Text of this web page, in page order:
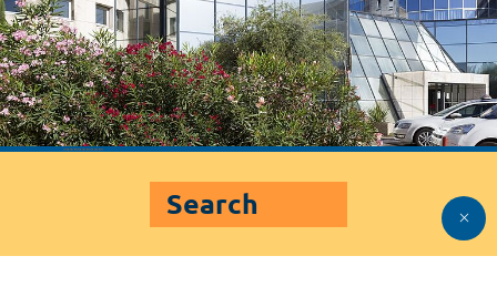
Search